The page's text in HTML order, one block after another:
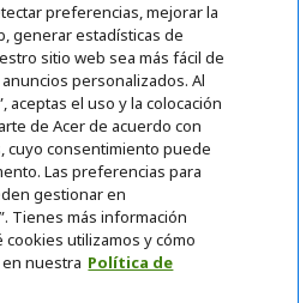
nuestras ofertas
UNA CUENTA DE EMPRESA
preferencias, mejorar la
generar estadísticas de
sitio web sea más fácil de
personalizados. Al
aceptas el uso y la colocación
de Acer de acuerdo con
cuyo consentimiento puede
Las preferencias para
gestionar en
Tienes más información
utilizamos y cómo
nuestra Política de